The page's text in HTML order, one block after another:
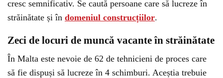
cresc semnificativ. Se caută persoane care să lucreze în
străinătate și în domeniul construcțiilor.
Zeci de locuri de muncă vacante în străinătate
În Malta este nevoie de 62 de tehnicieni de proces care
să fie dispuși să lucreze în 4 schimburi. Aceștia trebuie